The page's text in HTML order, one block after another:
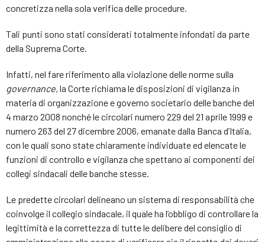
concretizza nella sola verifica delle procedure.
Tali punti sono stati considerati totalmente infondati da parte
della Suprema Corte.
Infatti, nel fare riferimento alla violazione delle norme sulla
governance,la Corte richiama le disposizioni di vigilanza in
materia di organizzazione e governo societario delle banche del
4 marzo 2008 nonché le circolari numero 229 del 21 aprile 1999 e
numero 263 del 27 dicembre 2006, emanate dalla Banca d’Italia,
con le quali sono state chiaramente individuate ed elencate le
funzioni di controllo e vigilanza che spettano ai componenti dei
collegi sindacali delle banche stesse.
Le predette circolari delineano un sistema di responsabilità che
coinvolge il collegio sindacale, il quale ha l’obbligo di controllare la
legittimità e la correttezza di tutte le delibere del consiglio di